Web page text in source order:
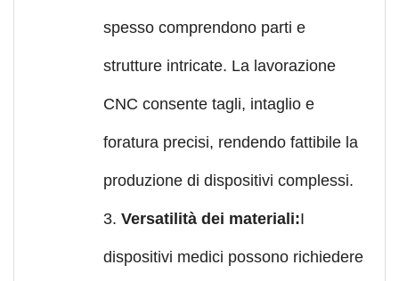
spesso comprendono parti e
strutture intricate. La lavorazione
CNC consente tagli, intaglio e
foratura precisi, rendendo fattibile la
produzione di dispositivi complessi.
3. Versatilità dei materiali:I
dispositivi medici possono richiedere